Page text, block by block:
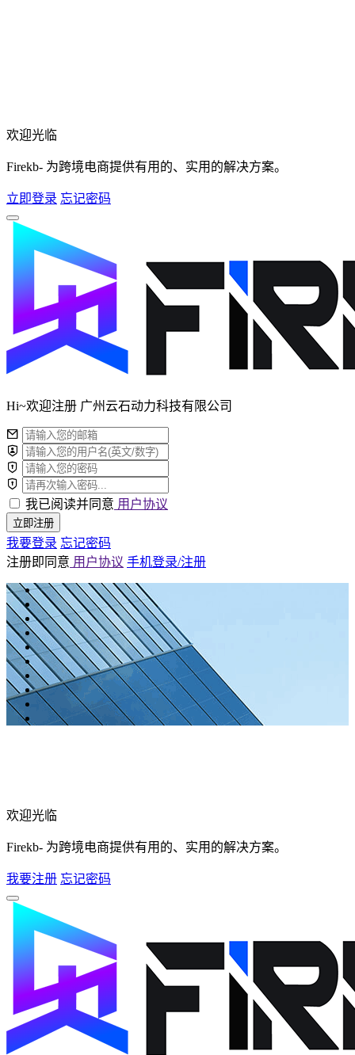
欢迎光临
Firekb- 为跨境电商提供有用的、实用的解决方案。
立即登录 忘记密码
Hi~欢迎注册 广州云石动力科技有限公司
我已阅读并同意 用户协议
立即注册
我要登录 忘记密码
注册即同意 用户协议 手机登录/注册
欢迎光临
Firekb- 为跨境电商提供有用的、实用的解决方案。
我要注册 忘记密码